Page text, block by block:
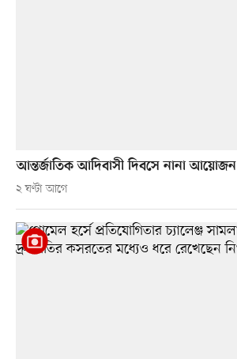
আন্তর্জাতিক আদিবাসী দিবসে নানা আয়োজন
২ ঘণ্টা আগে